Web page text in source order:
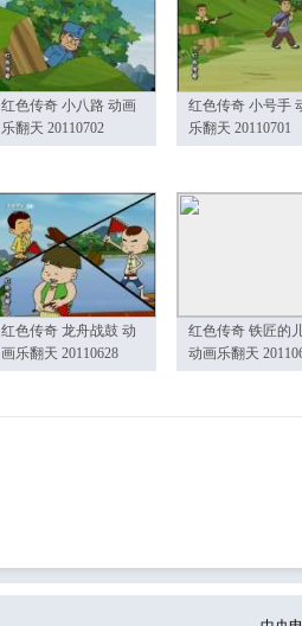
红色传奇 小八路 动画
乐翻天 20110702
红色传奇 小号手
乐翻天 20110701
红色传奇 龙舟战鼓 动
画乐翻天 20110628
红色传奇 铁匠的
动画乐翻天